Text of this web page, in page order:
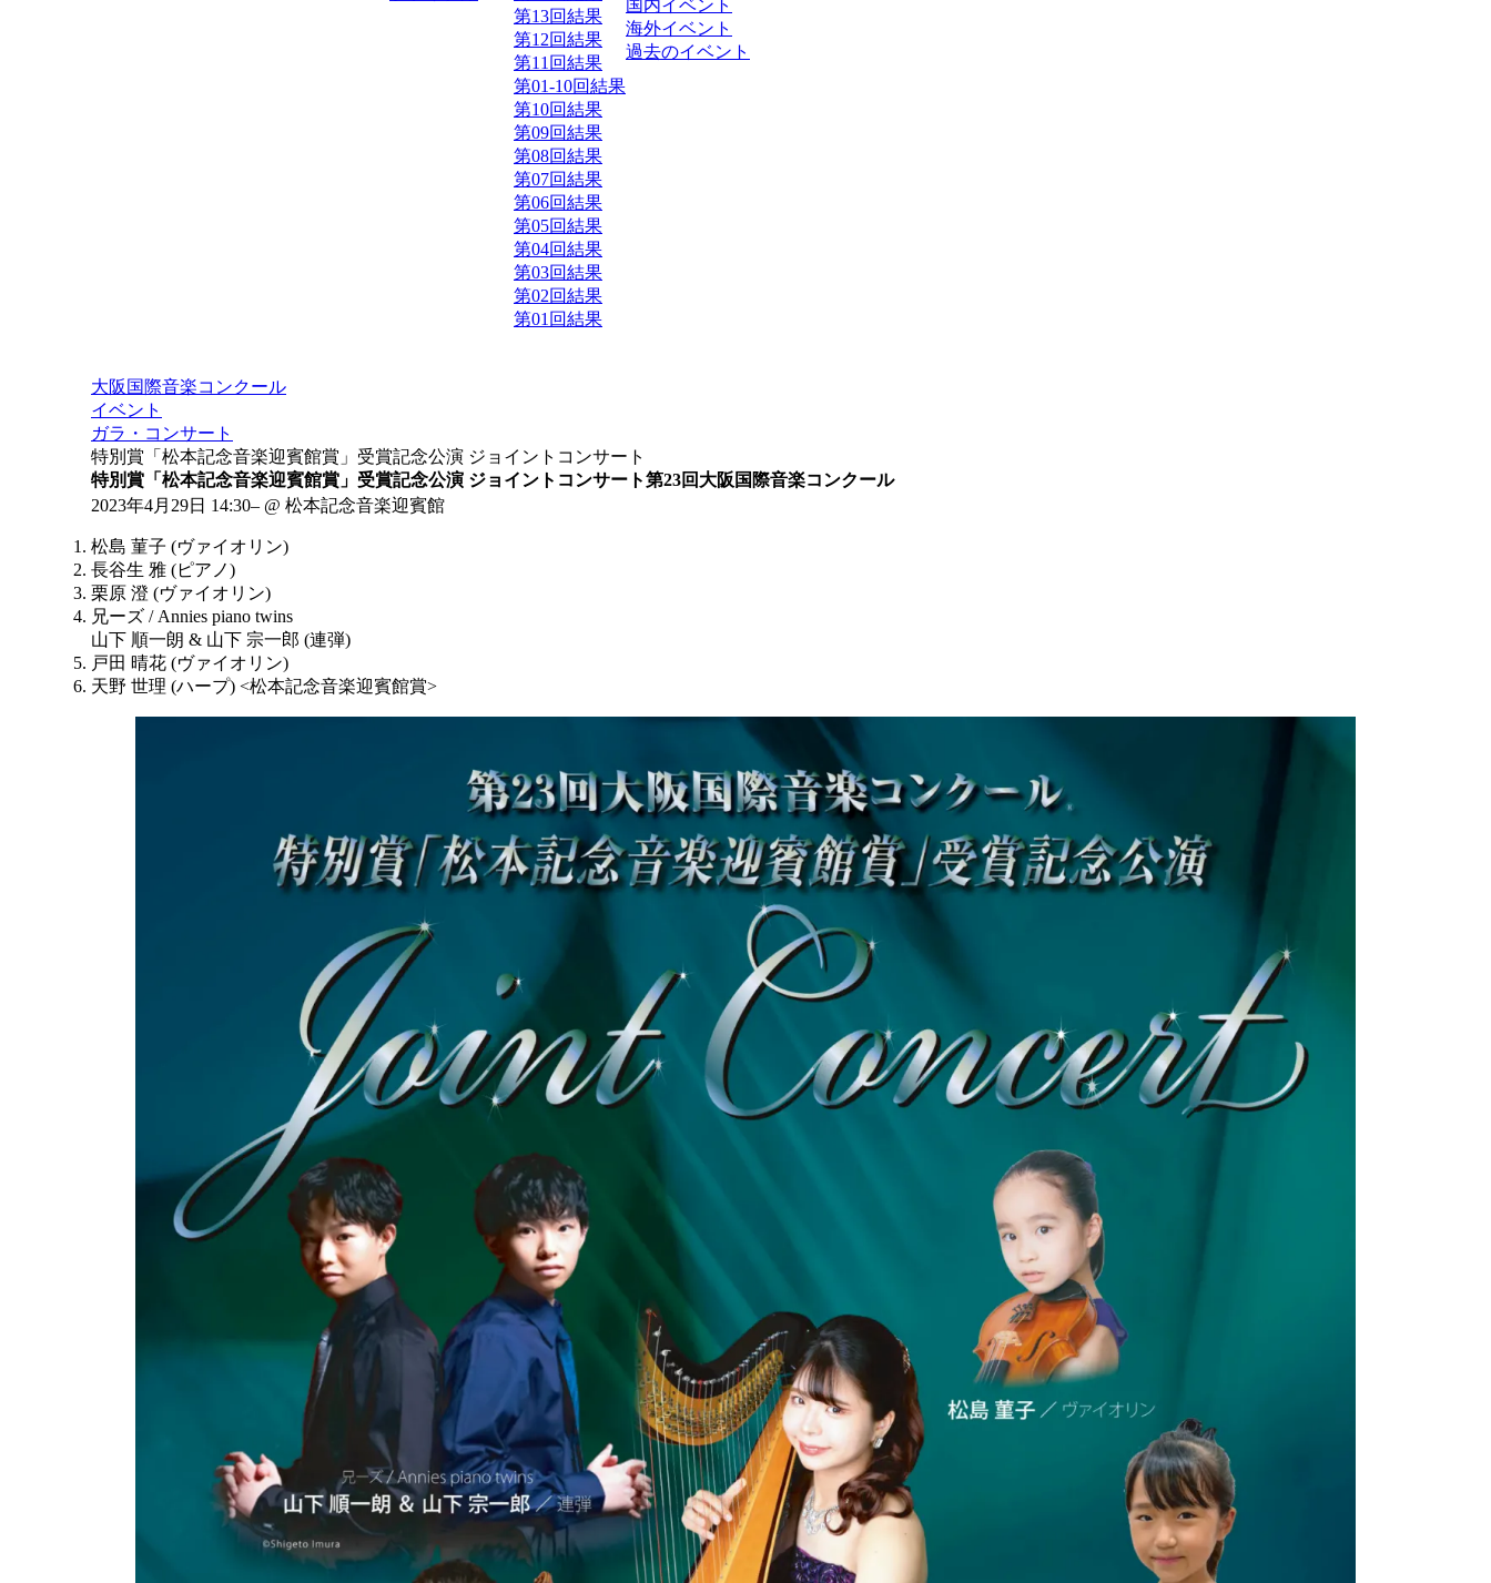
第13回結果
第12回結果
第11回結果
第01-10回結果
第10回結果
第09回結果
第08回結果
第07回結果
第06回結果
第05回結果
第04回結果
第03回結果
第02回結果
第01回結果
国内イベント
海外イベント
過去のイベント
大阪国際音楽コンクール
イベント
ガラ・コンサート
特別賞「松本記念音楽迎賓館賞」受賞記念公演 ジョイントコンサート
特別賞「松本記念音楽迎賓館賞」受賞記念公演 ジョイントコンサート第23回大阪国際音楽コンクール
2023年4月29日 14:30– @ 松本記念音楽迎賓館
松島 菫子 (ヴァイオリン)
長谷生 雅 (ピアノ)
栗原 澄 (ヴァイオリン)
兄ーズ / Annies piano twins
山下 順一朗 & 山下 宗一郎 (連弾)
戸田 晴花 (ヴァイオリン)
天野 世理 (ハープ) <松本記念音楽迎賓館賞>